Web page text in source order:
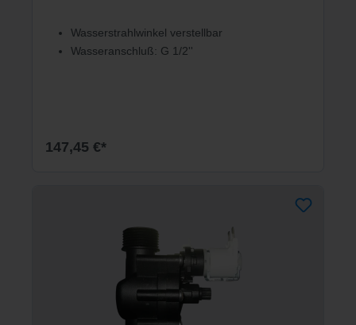
Wasserstrahlwinkel verstellbar
Wasseranschluß: G 1/2''
147,45 €*